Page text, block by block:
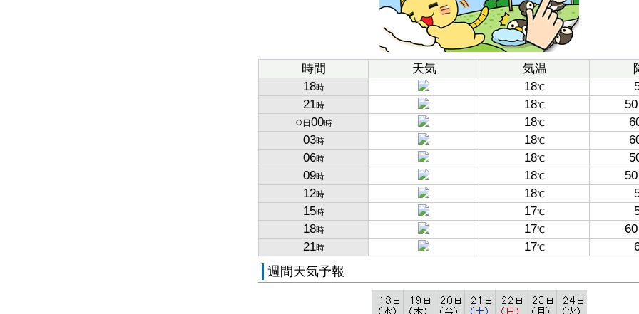
時間 天気 気温
18時 18℃
21時 18℃ 50
○ 日 00時 18℃
03時 18℃
06時 18℃
09時 18℃ 50
12時 18℃
15時 17℃
18時 17℃ 60
21時 17℃
週間天気予報